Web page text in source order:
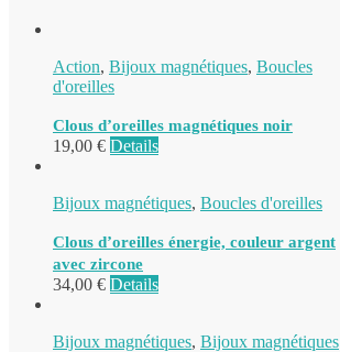
Action, Bijoux magnétiques, Boucles
d'oreilles
Clous d’oreilles magnétiques noir
19,00 € Details
Bijoux magnétiques, Boucles d'oreilles
Clous d’oreilles énergie, couleur argent
avec zircone
34,00 € Details
Bijoux magnétiques, Bijoux magnétiques